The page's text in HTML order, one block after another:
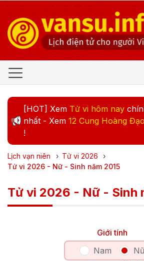
[HOT] Xem Tử vi hôm nay
nhất - Xem 12 Cung Hoàng Đạo
!
Lịch vạn niên › Tử vi 2026
›
Tử vi 2026 - Nữ - Sinh năm 2015
Tử vi 2026 - Nữ - Sinh
Giới tính
Nam